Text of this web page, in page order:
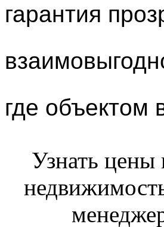
гарантия
где объектом
Узнать цены